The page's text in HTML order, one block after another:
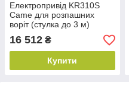
Електропривід KR310S
Came для розпашних
воріт (стулка до 3 м)
16 512 ₴
Купити